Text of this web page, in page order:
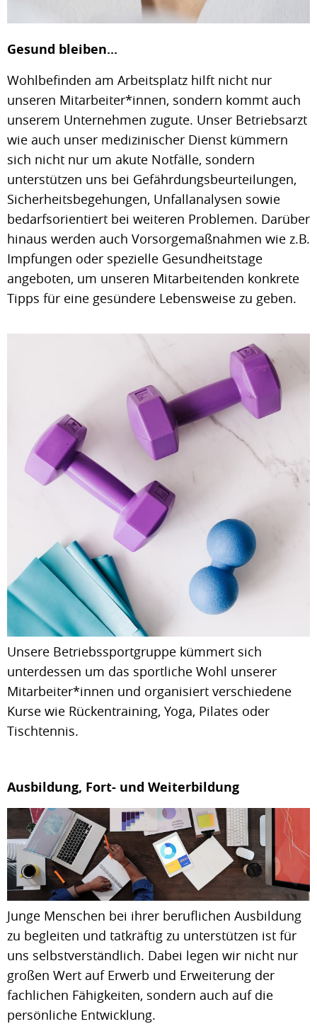
Gesund bleiben...
Wohlbefinden am Arbeitsplatz hilft nicht nur
unseren Mitarbeiter*innen, sondern kommt auch
unserem Unternehmen zugute. Unser Betriebsarzt
wie auch unser medizinischer Dienst kümmern
sich nicht nur um akute Notfälle, sondern
unterstützen uns bei Gefährdungsbeurteilungen,
Sicherheitsbegehungen, Unfallanalysen sowie
bedarfsorientiert bei weiteren Problemen. Darüber
hinaus werden auch Vorsorgemaßnahmen wie z.B.
Impfungen oder spezielle Gesundheitstage
angeboten, um unseren Mitarbeitenden konkrete
Tipps für eine gesündere Lebensweise zu geben.
Unsere Betriebssportgruppe kümmert sich
unterdessen um das sportliche Wohl unserer
Mitarbeiter*innen und organisiert verschiedene
Kurse wie Rückentraining, Yoga, Pilates oder
Tischtennis.
Ausbildung, Fort- und Weiterbildung
Junge Menschen bei ihrer beruflichen Ausbildung
zu begleiten und tatkräftig zu unterstützen ist für
uns selbstverständlich. Dabei legen wir nicht nur
großen Wert auf Erwerb und Erweiterung der
fachlichen Fähigkeiten, sondern auch auf die
persönliche Entwicklung.